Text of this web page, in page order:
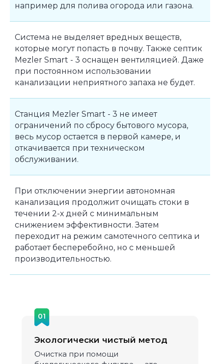
например для полива огорода или газона.
Система не выделяет вредных веществ,
которые могут попасть в почву. Также септик
Mezler Smart - 3 оснащен вентиляцией. Даже
при постоянном использовании
канализации неприятного запаха не будет.
Станция Mezler Smart - 3 не имеет
ограничений по сбросу бытового мусора,
весь мусор остается в первой камере, и
откачивается при техническом
обслуживании.
При отключении энергии автономная
канализация продолжит очищать стоки в
течении 2-х дней с минимальным
снижением эффективности. Затем
переходит на режим самотечного септика и
работает бесперебойно, но с меньшей
производительностью.
01
Экологически чистый метод
Очистка при помощи